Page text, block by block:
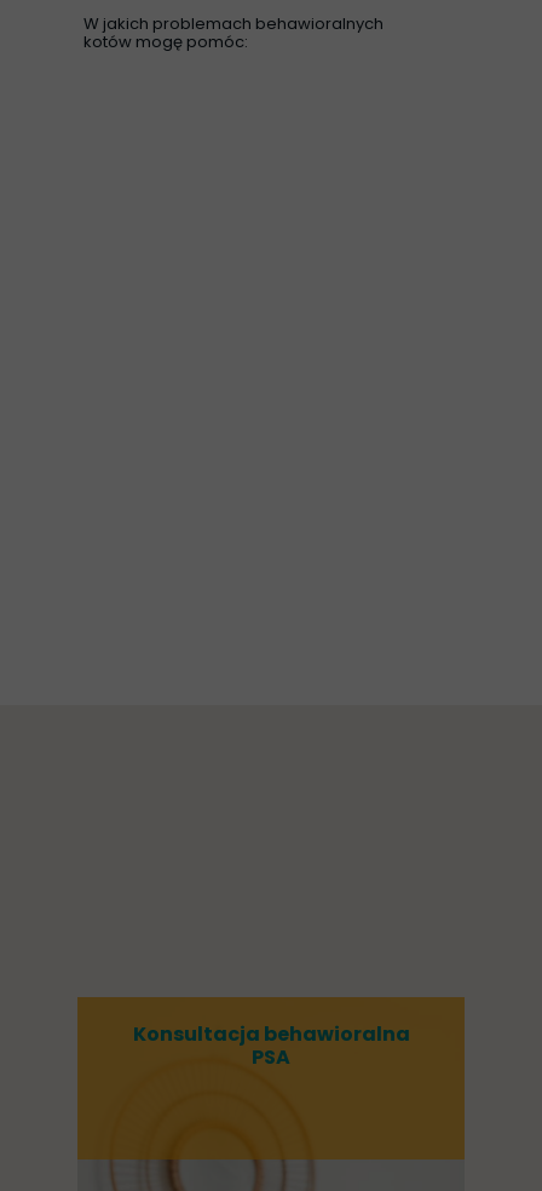
W jakich problemach behawioralnych
kotów mogę pomóc:
Konsultacja behawioralna
PSA